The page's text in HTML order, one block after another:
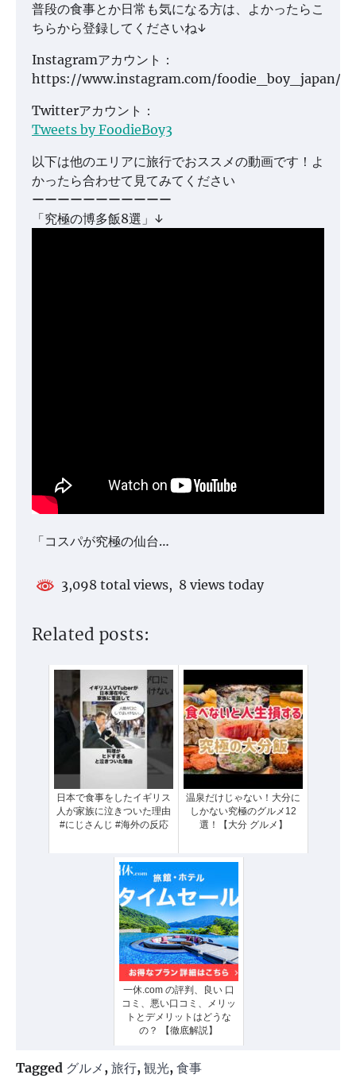
普段の食事とか日常も気になる方は、よかったらこ
ちらから登録してくださいね↓
Instagramアカウント：
https://www.instagram.com/foodie_boy_japan/
Twitterアカウント：
Tweets by FoodieBoy3
以下は他のエリアに旅行でおススメの動画です！よ
かったら合わせて見てみてください
ーーーーーーーーーーー
「究極の博多飯8選」↓
「コスパが究極の仙台…
3,098 total views, 8 views today
Related posts:
日本で食事をしたイギリス
人が家族に泣きついた理由
#にじさんじ #海外の反応
温泉だけじゃない！大分に
しかない究極のグルメ12
選！【大分 グルメ】
一休.com の評判、良い 口
コミ、悪い口コミ、メリッ
トとデメリットはどうな
の？ 【徹底解説】
Tagged グルメ , 旅行, 観光, 食事